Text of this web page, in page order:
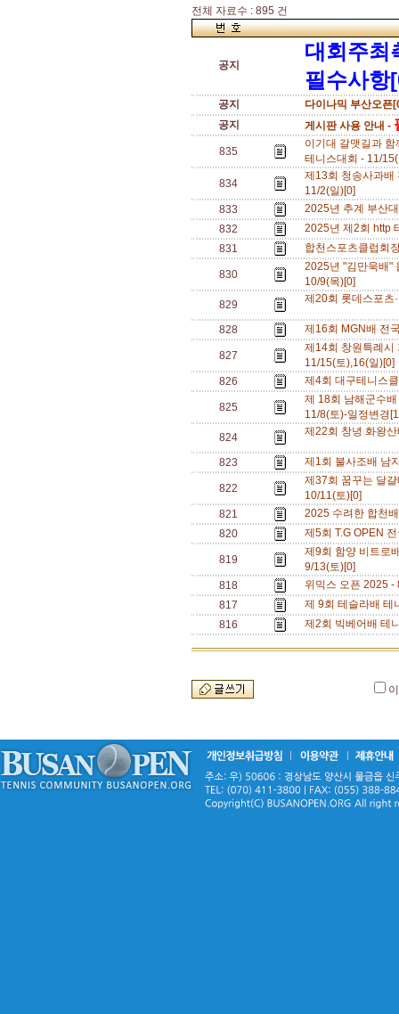
전체 자료수 : 895 건
공지
대회주최
필수사항
공지
다이나믹 부산오픈
공지
게시판 사용 안내 -
835
이기대 갈맷길과
테니스대회 - 11/
834
제13회 청송사과배
11/2(일)[0]
833
2025년 추계 부산
832
2025년 제2회 http
831
합천스포츠클럽회
830
2025년 "김만욱배"
10/9(목)[0]
829
제20회 롯데스포츠
828 제16회 MGN배 전
827
제14회 창원특례시
11/15(토),16(일)[0]
826
제4회 대구테니스
825
제 18회 남해군수
11/8(토)-일정변경
824
제22회 창녕 화왕
823 제1회 불사조배 남
822
제37회 꿈꾸는 달
10/11(토)[0]
821
2025 수려한 합천
820
제5회 T.G OPEN
819
제9회 함양 비트로
9/13(토)[0]
818
위믹스 오픈 2025
817
제 9회 테슬라배
816
제2회 빅베어배 테